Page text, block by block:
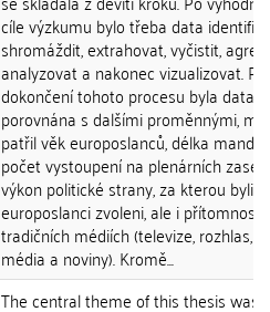
cíle výzkumu bylo třeba data
shromáždit, extrahovat, vyčistit,
analyzovat a nakonec vizualizovat. Po
dokončení tohoto procesu byla data
porovnána s dalšími proměnnými,
patřil věk europoslanců, délka
počet vystoupení na plenárních
výkon politické strany, za kterou byli
europoslanci zvoleni, ale i přítomnost
tradičních médiích (televize, rozhlas,
média a noviny). Kromě...
The central theme of this thesis was